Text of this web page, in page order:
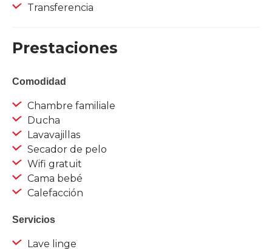
Transferencia
Prestaciones
Comodidad
Chambre familiale
Ducha
Lavavajillas
Secador de pelo
Wifi gratuit
Cama bebé
Calefacción
Servicios
Lave linge